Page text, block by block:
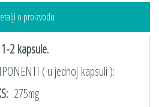
o proizvodu
2 kapsule.
( u jednoj kapsuli ):
275mg